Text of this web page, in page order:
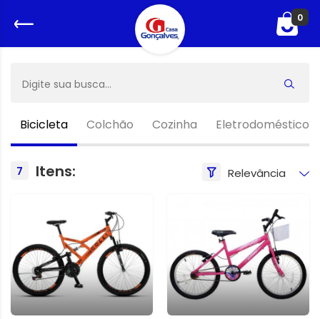
0
Bicicleta Colchão Cozinha Eletrodomésticos
7 Itens: